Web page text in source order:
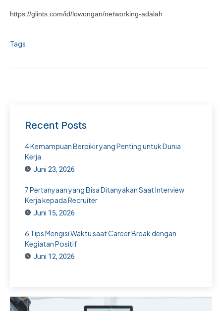
https://glints.com/id/lowongan/networking-adalah
Tags :
Recent Posts
4 Kemampuan Berpikir yang Penting untuk Dunia
Kerja
Juni 23, 2026
7 Pertanyaan yang Bisa Ditanyakan Saat Interview
Kerja kepada Recruiter
Juni 15, 2026
6 Tips Mengisi Waktu saat Career Break dengan
Kegiatan Positif
Juni 12, 2026